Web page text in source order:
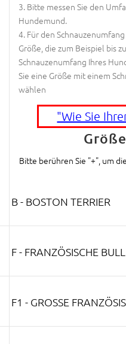
Bitte messen Sie den
Hundemund.
Für den
Größe, die zum Beispiel bis
Schnauzenumfang Ihres
Sie eine Größe mit einem
wählen
"Wie Sie
Bitte berühren Sie "+", um
B - BOSTON TERRIER
F - FRANZÖSISCHE
F1 - GROSSE